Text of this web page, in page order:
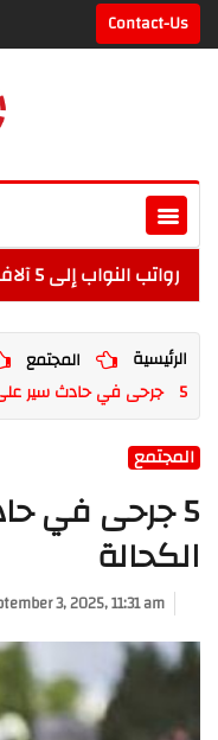
Contact-Us
رواتب النواب إلى 5 آلاف دولار شهرياً... فكيف أقرّت الزيادة؟
الرئيسية
المجتمع
5 جرحى في حادث سير على طريق الكحالة
المجتمع
5 جرحى في
الكحالة
3, 2025, 11:31 am